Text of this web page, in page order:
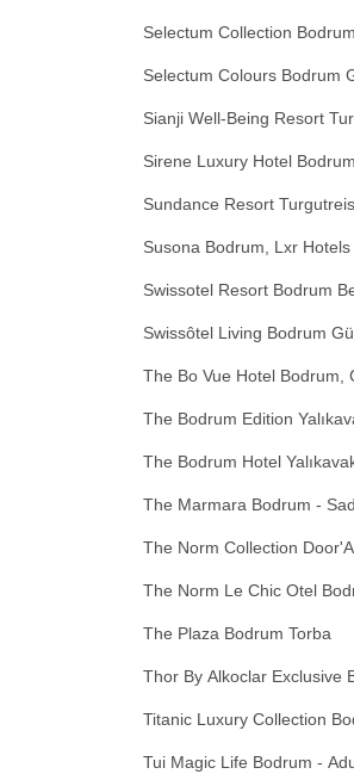
Selectum Collection
Selectum Colours Bodrum
Sianji Well-Being Resort
Sirene Luxury Hotel
Sundance Resort Turgutreis
Susona Bodrum, Lxr
Swissotel Resort Bodrum
Swissôtel Living Bodrum
The Bo Vue Hotel Bodrum,
The Bodrum Edition
The Bodrum Hotel
The Marmara Bodrum -
The Norm Collection
The Norm Le Chic Otel
The Plaza Bodrum Torba
Thor By Alkoclar Exclusive
Titanic Luxury Collection
Tui Magic Life Bodrum -